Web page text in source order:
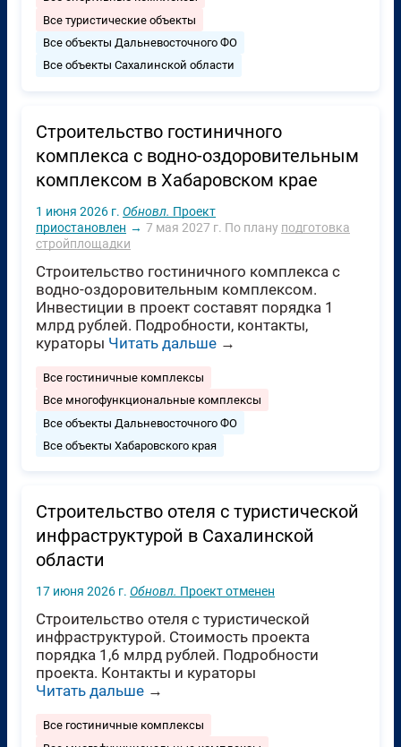
Все туристические объекты
Все объекты Дальневосточного ФО
Все объекты Сахалинской области
Строительство гостиничного
комплекса с водно-оздоровительным
комплексом в Хабаровском крае
1 июня 2026 г. Обновл. Проект
приостановлен → 7 мая 2027 г. По плану подготовка
стройплощадки
Строительство гостиничного комплекса с
водно-оздоровительным комплексом.
Инвестиции в проект составят порядка 1
млрд рублей. Подробности, контакты,
кураторы Читать дальше →
Все гостиничные комплексы
Все многофункциональные комплексы
Все объекты Дальневосточного ФО
Все объекты Хабаровского края
Строительство отеля с туристической
инфраструктурой в Сахалинской
области
17 июня 2026 г. Обновл. Проект отменен
Строительство отеля с туристической
инфраструктурой. Стоимость проекта
порядка 1,6 млрд рублей. Подробности
проекта. Контакты и кураторы
Читать дальше →
Все гостиничные комплексы